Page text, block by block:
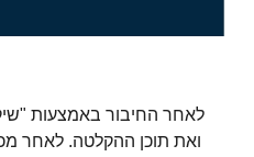
לאחר החיבור באמצעות
ואת תוכן ההקלטה. לאחר